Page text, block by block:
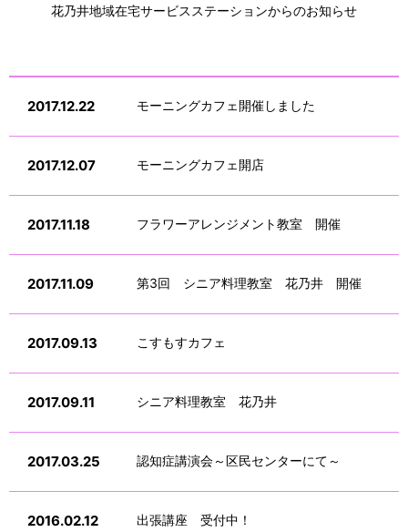
花乃井地域在宅サービスステーションからのお知らせ
2017.12.22 モーニングカフェ開催しました
2017.12.07 モーニングカフェ開店
2017.11.18 フラワーアレンジメント教室 開催
2017.11.09 第3回 シニア料理教室 花乃井 開催
2017.09.13 こすもすカフェ
2017.09.11 シニア料理教室 花乃井
2017.03.25 認知症講演会～区民センターにて～
2016.02.12 出張講座 受付中！